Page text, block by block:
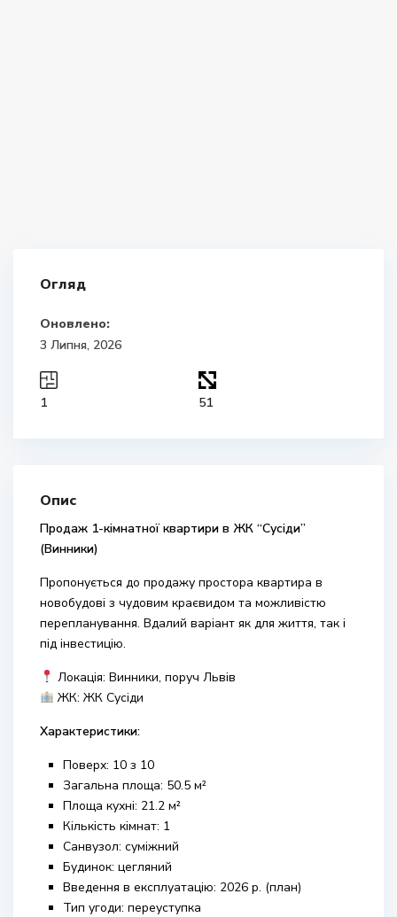
Огляд
Оновлено:
3 Липня, 2026
1 51
Опис
Продаж 1-кімнатної квартири в ЖК “Сусіди”
(Винники)
Пропонується до продажу простора квартира в
новобудові з чудовим краєвидом та можливістю
перепланування. Вдалий варіант як для життя, так і
під інвестицію.
Локація: Винники, поруч Львів
ЖК: ЖК Сусіди
Характеристики:
Поверх: 10 з 10
Загальна площа: 50.5 м²
Площа кухні: 21.2 м²
Кількість кімнат: 1
Санвузол: суміжний
Будинок: цегляний
Введення в експлуатацію: 2026 р. (план)
Тип угоди: переуступка